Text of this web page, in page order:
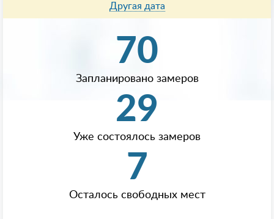
Другая дата
70
Запланировано замеров
29
Уже состоялось замеров
7
Осталось свободных мест